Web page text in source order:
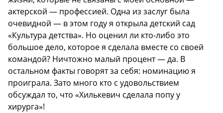
актерской — профессией. Одна из заслуг была
очевидной — в этом году я открыла детский сад
«Культура детства». Но оценил ли кто-либо это
большое дело, которое я сделала вместе со своей
командой? Ничтожно малый процент — да. В
остальном факты говорят за себя: номинацию я
проиграла. Зато много кто с удовольствием
обсуждал то, что «Хилькевич сделала попу у
хирурга»!